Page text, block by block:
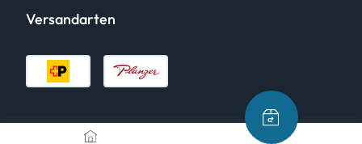
Versandarten